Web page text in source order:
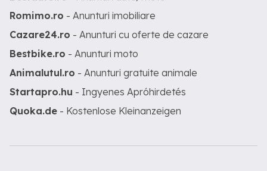
Romimo.ro - Anunturi imobiliare
Cazare24.ro - Anunturi cu oferte de cazare
Bestbike.ro - Anunturi moto
Animalutul.ro - Anunturi gratuite animale
Startapro.hu - Ingyenes Apróhirdetés
Quoka.de - Kostenlose Kleinanzeigen